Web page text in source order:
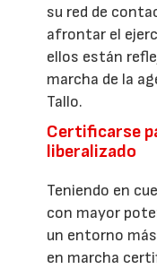
su red de
afrontar el
ellos están
marcha de la
Tallo.
Certificarse
liberalizado
Teniendo en
con mayor
un entorno
en marcha